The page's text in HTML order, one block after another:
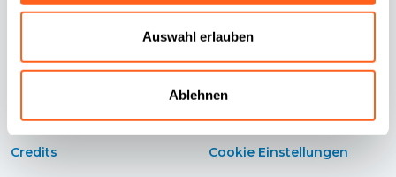
Auswahl erlauben
Ablehnen
Kontakte
Credits
Cookie-Richtlinie
Cookie Einstellungen